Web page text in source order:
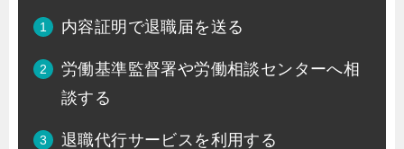
内容証明で退職届を送る
労働基準監督署や労働相談センターへ相
談する
退職代行サービスを利用する